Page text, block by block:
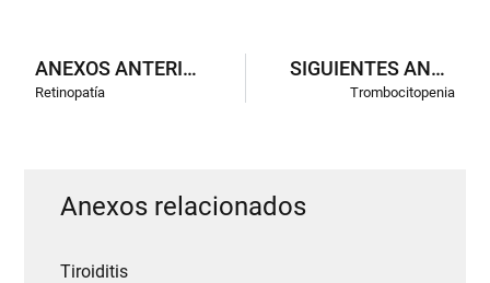
ANEXOS ANTERIORES
Retinopatía
SIGUIENTES ANEXOS
Trombocitopenia
Anexos relacionados
Tiroiditis